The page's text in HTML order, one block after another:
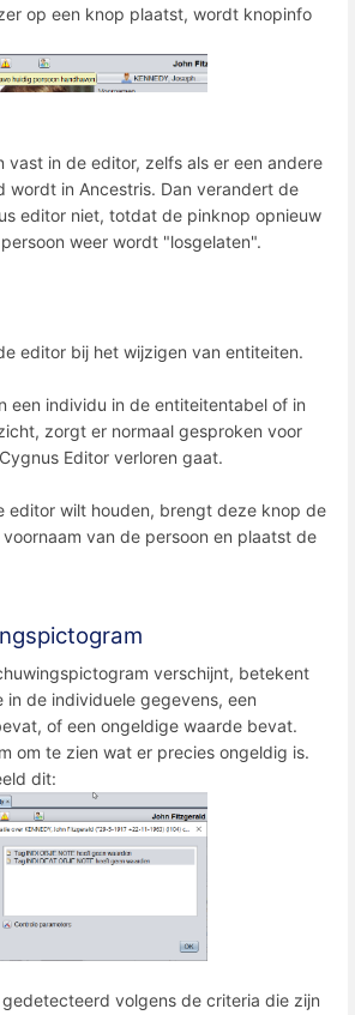
op een knop plaatst, wordt knopinfo
vast in de editor, zelfs als er een andere
wordt in Ancestris. Dan verandert de
editor niet, totdat de pinknop opnieuw
weer wordt "losgelaten".
editor bij het wijzigen van entiteiten.
een individu in de entiteitentabel of in
zorgt er normaal gesproken voor
Editor verloren gaat.
editor wilt houden, brengt deze knop de
van de persoon en plaatst de
verschijnt, betekent
de individuele gegevens, een
of een ongeldige waarde bevat.
om te zien wat er precies ongeldig is.
dit:
volgens de criteria die zijn